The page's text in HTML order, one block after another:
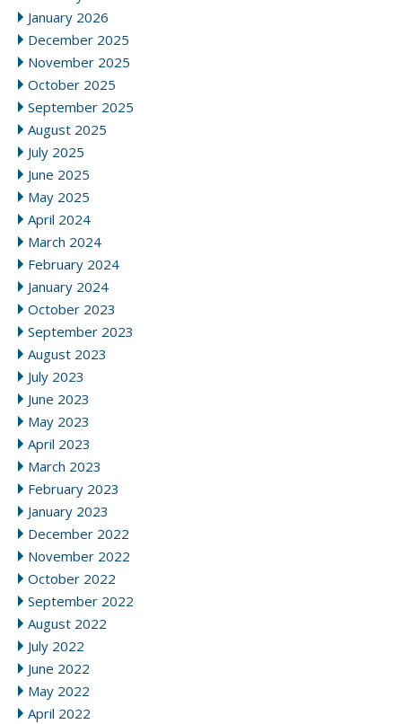
January 2026
December 2025
November 2025
October 2025
September 2025
August 2025
July 2025
June 2025
May 2025
April 2024
March 2024
February 2024
January 2024
October 2023
September 2023
August 2023
July 2023
June 2023
May 2023
April 2023
March 2023
February 2023
January 2023
December 2022
November 2022
October 2022
September 2022
August 2022
July 2022
June 2022
May 2022
April 2022